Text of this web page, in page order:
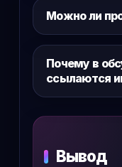
Можно ли
Почему в
ссылаются
Вывод